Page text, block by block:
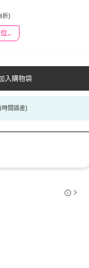
滿$100送數位印花
折)
入購物袋
時間誤差)